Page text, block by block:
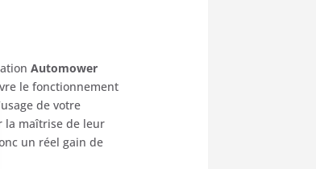
Automower
le fonctionnement
de votre
la maîtrise de leur
un réel gain de